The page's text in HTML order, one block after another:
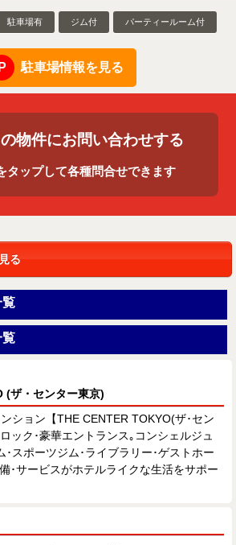
駐車場有 ジム付 パーティールーム付
駐車場情報を見る
物件にお問い合わせする
タップして各種問合せできます
る
覧
覧
(ザ・センター東京)
ション【THE CENTER TOKYO(ザ･セン
ック･豪華エントランス｡コンシェルジュ
･スポーツジム･ライブラリー･ゲストホー
･サービスがホテルライクな生活をサポー